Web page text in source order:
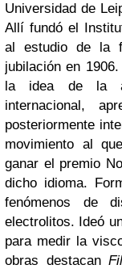
Universidad de
Allí fundó el
al estudio de la
jubilación en
la idea de la
internacional,
posteriormente
movimiento al
ganar el premio
dicho idioma.
fenómenos de
electrolitos. Ideó
para medir la
obras destacan